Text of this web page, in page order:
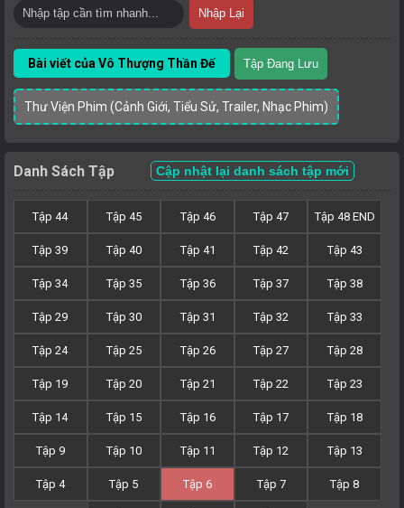
Nhập Lại
Bài viết của Vô Thượng Thần Đế Tập Đang Lưu
Thư Viện Phim (Cảnh Giới, Tiểu Sử, Trailer, Nhạc Phim)
Danh Sách Tập Cập nhật lại danh sách tập mới
Tập 48 END
Tập 47
Tập 46
Tập 45
Tập 44
Tập 43
Tập 42
Tập 41
Tập 40
Tập 39
Tập 38
Tập 37
Tập 36
Tập 35
Tập 34
Tập 33
Tập 32
Tập 31
Tập 30
Tập 29
Tập 28
Tập 27
Tập 26
Tập 25
Tập 24
Tập 23
Tập 22
Tập 21
Tập 20
Tập 19
Tập 18
Tập 17
Tập 16
Tập 15
Tập 14
Tập 13
Tập 12
Tập 11
Tập 10
Tập 9
Tập 8
Tập 7
Tập 6
Tập 5
Tập 4